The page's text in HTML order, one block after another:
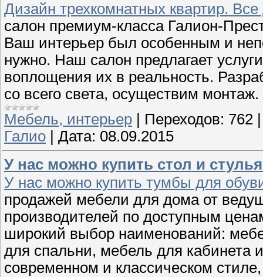
Дизайн трехкомнатных квартир.
салон премиум-класса Галион-
Ваш интерьер был особенным и
нужно. Наш салон предлагает
воплощения их в реальность.
со всего света, осуществим
Мебель, интерьер
Переходов: 762
Галио
Дата: 08.09.2015
У нас можно купить стол и
У нас можно купить тумбы для
продажей мебели для дома от
производителей по доступным
широкий выбор наименований:
для спальни, мебель для кабинета
современном и классическом